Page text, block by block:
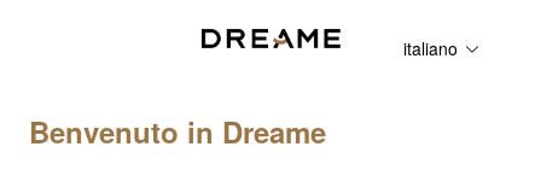
italiano
Benvenuto in Dreame